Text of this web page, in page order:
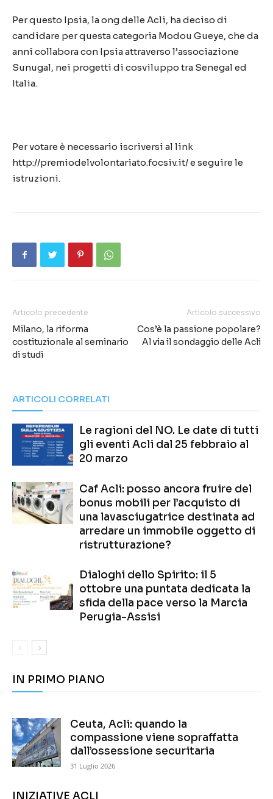
Per questo Ipsia, la ong delle Acli, ha deciso di
candidare per questa categoria Modou Gueye, che da
anni collabora con Ipsia attraverso l’associazione
Sunugal, nei progetti di cosviluppo tra Senegal ed
Italia.
Per votare è necessario iscriversi al link
http://premiodelvolontariato.focsiv.it/ e seguire le
istruzioni.
Articolo precedente
Milano, la riforma
costituzionale al seminario
di studi
Articolo successivo
Cos’è la passione popolare?
Al via il sondaggio delle Acli
ARTICOLI CORRELATI
Le ragioni del NO. Le date di tutti
gli eventi Acli dal 25 febbraio al
20 marzo
Caf Acli: posso ancora fruire del
bonus mobili per l’acquisto di
una lavasciugatrice destinata ad
arredare un immobile oggetto di
ristrutturazione?
Dialoghi dello Spirito: il 5
ottobre una puntata dedicata la
sfida della pace verso la Marcia
Perugia-Assisi
IN PRIMO PIANO
Ceuta, Acli: quando la
compassione viene sopraffatta
dall’ossessione securitaria
31 Luglio 2026
INIZIATIVE ACLI